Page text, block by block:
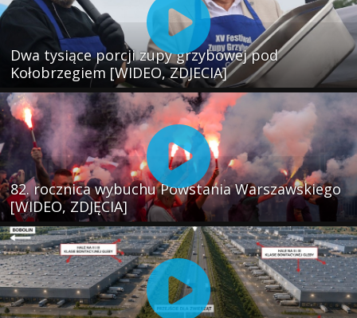
Dwa tysiące porcji zupy grzybowej pod
Kołobrzegiem [WIDEO, ZDJECIA]
82. rocznica wybuchu Powstania Warszawskiego
[WIDEO, ZDJĘCIA]